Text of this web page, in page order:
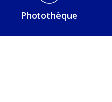
Photothèque